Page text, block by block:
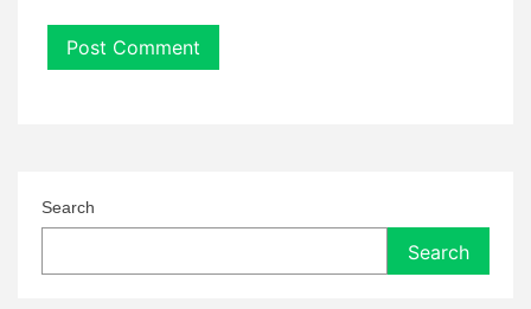
Search
Search